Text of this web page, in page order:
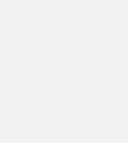
in den
festgelegt bzw. in
konkretisiert
zuständigen
was wir auch